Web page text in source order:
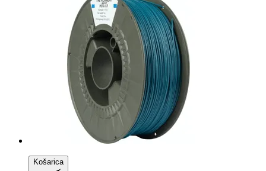
Košarica